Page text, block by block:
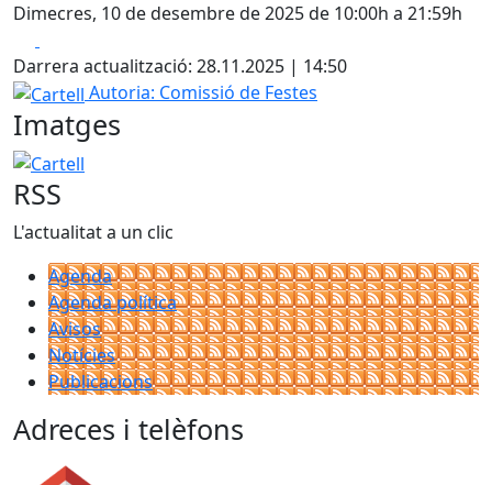
Dimecres, 10 de desembre de 2025 de 10:00h a 21:59h
Darrera actualització: 28.11.2025 | 14:50
Cartell
Autoria: Comissió de Festes
Imatges
Cartell
RSS
L'actualitat a un clic
Agenda
Agenda política
Avisos
Notícies
Publicacions
Adreces i telèfons